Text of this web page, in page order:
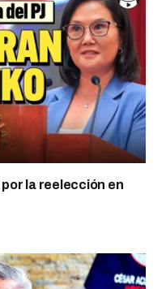
por la reelección en